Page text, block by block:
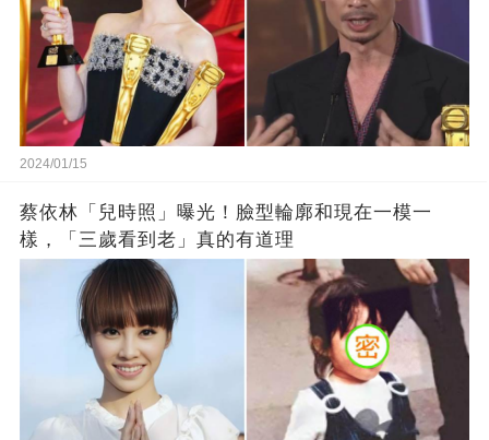
2024/01/15
蔡依林「兒時照」曝光！臉型輪廓和現在一模一
樣，「三歲看到老」真的有道理